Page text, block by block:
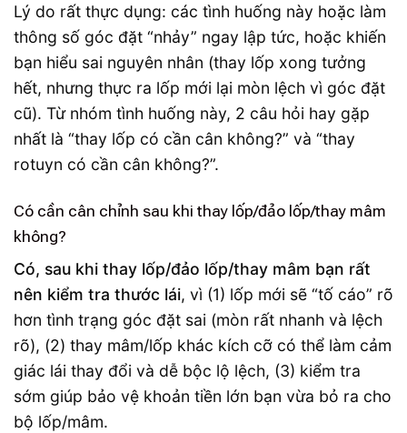
Lý do rất thực dụng: các tình huống này hoặc làm
thông số góc đặt “nhảy” ngay lập tức, hoặc khiến
bạn hiểu sai nguyên nhân (thay lốp xong tưởng
hết, nhưng thực ra lốp mới lại mòn lệch vì góc đặt
cũ). Từ nhóm tình huống này, 2 câu hỏi hay gặp
nhất là “thay lốp có cần cân không?” và “thay
rotuyn có cần cân không?”.
Có cần cân chỉnh sau khi thay lốp/đảo lốp/thay mâm
không?
Có, sau khi thay lốp/đảo lốp/thay mâm bạn rất
nên kiểm tra thước lái, vì (1) lốp mới sẽ “tố cáo” rõ
hơn tình trạng góc đặt sai (mòn rất nhanh và lệch
rõ), (2) thay mâm/lốp khác kích cỡ có thể làm cảm
giác lái thay đổi và dễ bộc lộ lệch, (3) kiểm tra
sớm giúp bảo vệ khoản tiền lớn bạn vừa bỏ ra cho
bộ lốp/mâm.